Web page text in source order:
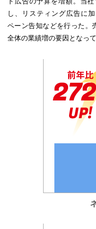
し、リスティング広告に
ペーン告知などを行った。
全体の業績増の要因となって